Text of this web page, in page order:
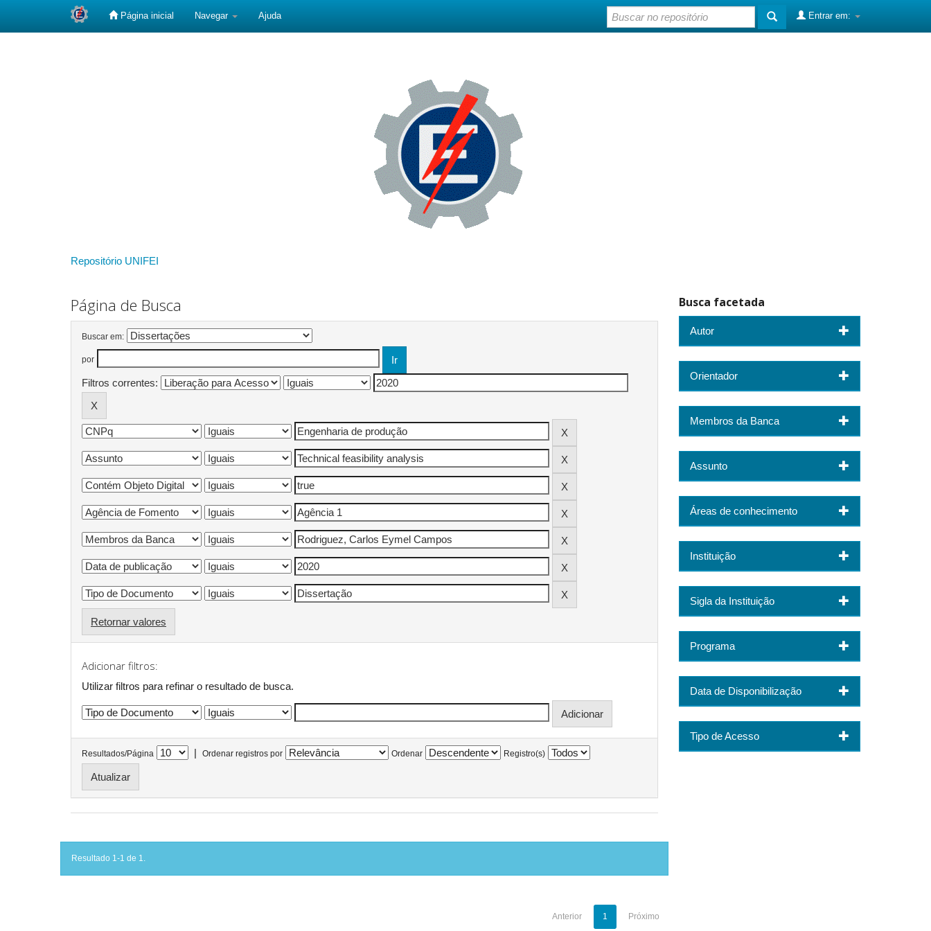
Página inicial Navegar Ajuda Entrar em:
Repositório UNIFEI
Página de Busca
Buscar em:
por
Filtros correntes:
Retornar valores
Adicionar filtros:
Utilizar filtros para refinar o resultado de busca.
Resultados/Página | Ordenar registros por Ordenar Registro(s)
Resultado 1-1 de 1.
Anterior 1 Próximo
Busca facetada
Autor
Orientador
Membros da Banca
Assunto
Áreas de conhecimento
Instituição
Sigla da Instituição
Programa
Data de Disponibilização
Tipo de Acesso